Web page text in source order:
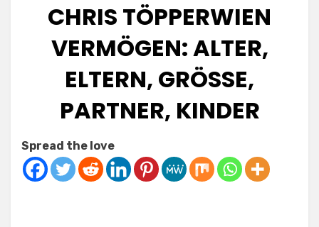
CHRIS TÖPPERWIEN
VERMÖGEN: ALTER,
ELTERN, GRÖSSE, P
ARTNER, KINDER
on
Spread the love